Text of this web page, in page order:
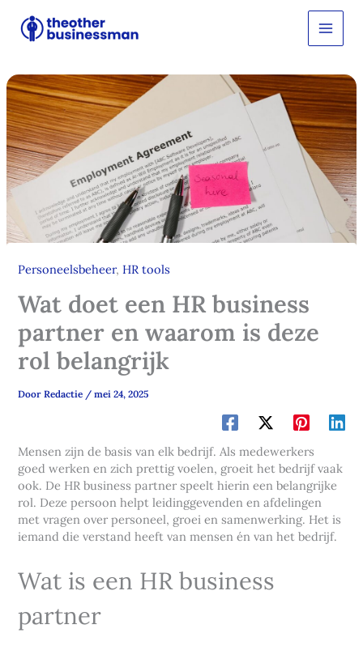
naar
Personeelsbeheer,HR tools
Wat doet een HR business
partner en waarom is deze
rol belangrijk
DoorRedactie /mei 24, 2025
Mensen zijn de basis van elk bedrijf. Als medewerkers
goed werken en zich prettig voelen, groeit het bedrijf vaak
ook. De HR business partner speelt hierin een belangrijke
rol. Deze persoon helpt leidinggevenden en afdelingen
met vragen over personeel, groei en samenwerking. Het is
iemand die verstand heeft van mensen én van het bedrijf.
Wat is een HR business
partner
o
e
e
n